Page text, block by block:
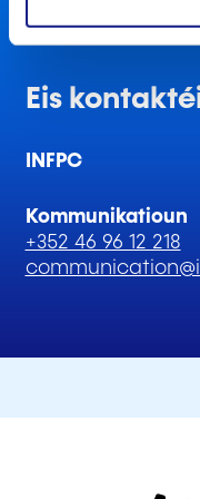
Eis
INFPC
Kommunikatioun
+352 46 96 12 218